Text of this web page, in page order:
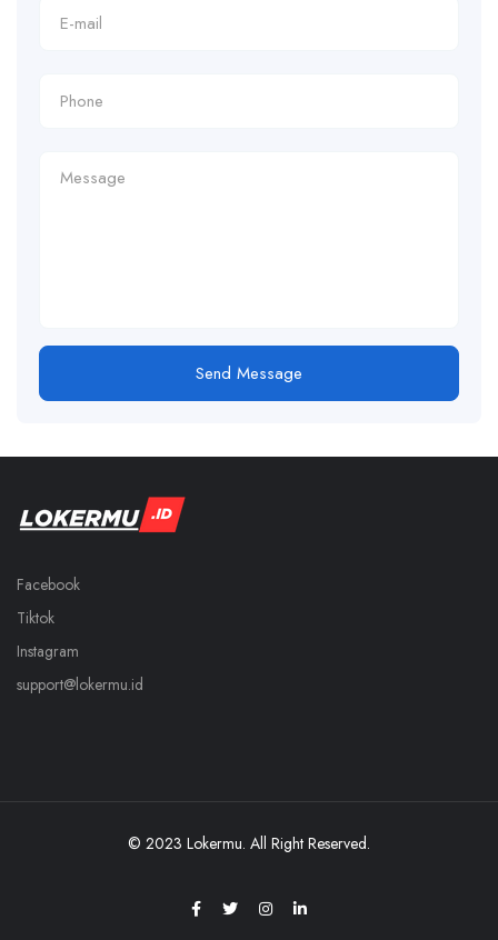
Send Message
Facebook
Tiktok
Instagram
support@lokermu.id
© 2023 Lokermu. All Right Reserved.